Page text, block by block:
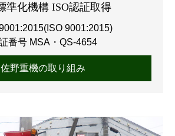
準化機構 ISO認証取得
:2015(ISO 9001:2015)
番号 MSA・QS-4654
佐野重機の取り組み